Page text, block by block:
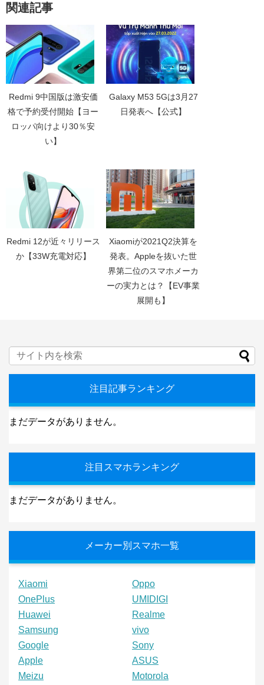
関連記事
Redmi 9中国版は激安価
格で予約受付開始【ヨー
ロッパ向けより30％安
い】
Galaxy M53 5Gは3月27
日発表へ【公式】
Redmi 12が近々リリース
か【33W充電対応】
Xiaomiが2021Q2決算を
発表。Appleを抜いた世
界第二位のスマホメーカ
ーの実力とは？【EV事業
展開も】
注目記事ランキング
まだデータがありません。
注目スマホランキング
まだデータがありません。
メーカー別スマホ一覧
Xiaomi
Oppo
OnePlus
UMIDIGI
Huawei
Realme
Samsung
vivo
Google
Sony
Apple
ASUS
Meizu
Motorola